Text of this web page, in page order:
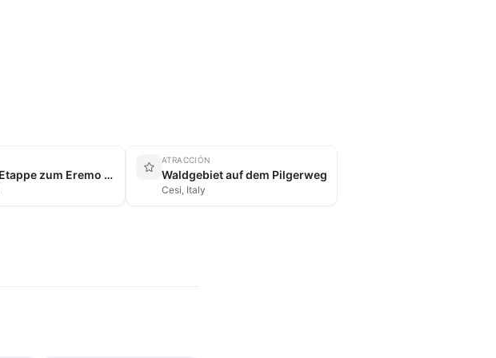
Pilgerweg-Etappe zum Eremo Romita di Cesi
ATRACCIÓN
Waldgebiet auf dem Pilgerweg
Cesi, Italy